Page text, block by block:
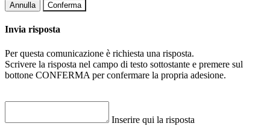
Annulla Conferma
Invia risposta
Per questa comunicazione è richiesta una risposta.
Scrivere la risposta nel campo di testo sottostante e premere sul
bottone CONFERMA per confermare la propria adesione.
Inserire qui la risposta